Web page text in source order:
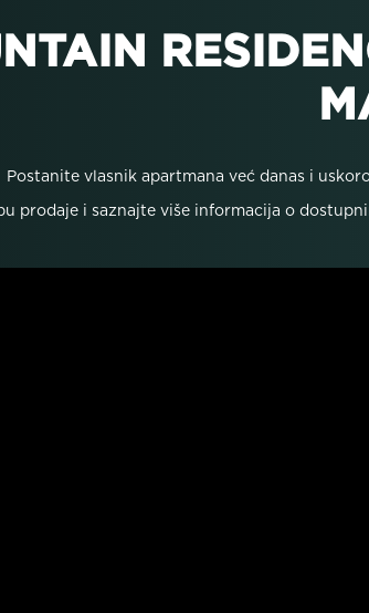
Postanite vlasnik apartmana već danas i
prodaje i saznajte više informacija o